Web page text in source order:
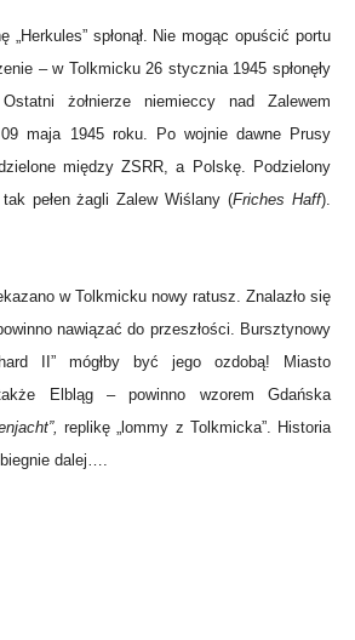
„Herkules” spłonął. Nie mogąc opuścić portu
– w Tolkmicku 26 stycznia 1945 spłonęły
żołnierze niemieccy nad Zalewem
maja 1945 roku. Po wojnie dawne Prusy
między ZSRR, a Polskę. Podzielony
pełen żagli Zalew Wiślany (Friches Haff).
w Tolkmicku nowy ratusz. Znalazło się
nawiązać do przeszłości. Bursztynowy
II” mógłby być jego ozdobą! Miasto
Elbląg – powinno wzorem Gdańska
replikę „lommy z Tolkmicka”. Historia
dalej….